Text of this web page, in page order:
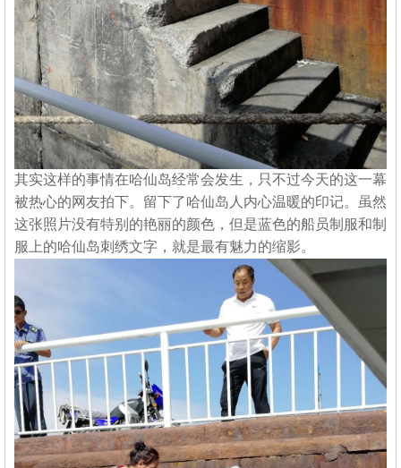
其实这样的事情在哈仙岛经常会发生，只不过今天的这一幕
被热心的网友拍下。留下了哈仙岛人内心温暖的印记。虽然
这张照片没有特别的艳丽的颜色，但是蓝色的船员制服和制
服上的哈仙岛刺绣文字，就是最有魅力的缩影。